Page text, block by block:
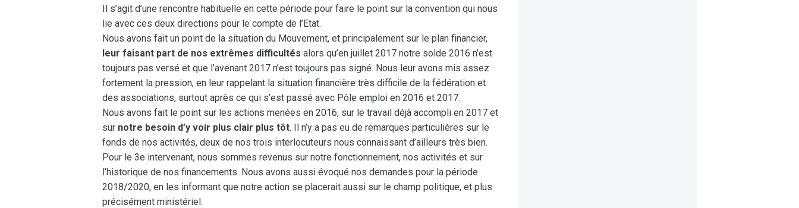
Il s’agit d’une rencontre habituelle en cette période pour faire le point sur la convention qui nous
lie avec ces deux directions pour le compte de l’Etat.
Nous avons fait un point de la situation du Mouvement, et principalement sur le plan financier,
leur faisant part de nos extrêmes difficultés alors qu’en juillet 2017 notre solde 2016 n’est
toujours pas versé et que l’avenant 2017 n’est toujours pas signé. Nous leur avons mis assez
fortement la pression, en leur rappelant la situation financière très difficile de la fédération et
des associations, surtout après ce qui s’est passé avec Pôle emploi en 2016 et 2017.
Nous avons fait le point sur les actions menées en 2016, sur le travail déjà accompli en 2017 et
sur notre besoin d’y voir plus clair plus tôt. Il n’y a pas eu de remarques particulières sur le
fonds de nos activités, deux de nos trois interlocuteurs nous connaissant d’ailleurs très bien.
Pour le 3e intervenant, nous sommes revenus sur notre fonctionnement, nos activités et sur
l’historique de nos financements. Nous avons aussi évoqué nos demandes pour la période
2018/2020, en les informant que notre action se placerait aussi sur le champ politique, et plus
précisément ministériel.